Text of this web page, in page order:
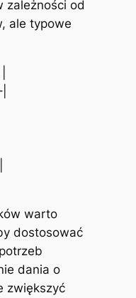
zależności od
ale typowe
warto
dostosować
dania o
zwiększyć